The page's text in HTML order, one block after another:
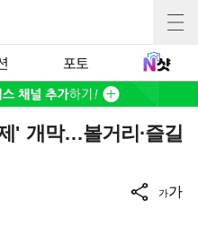
포토
' 개막…볼거리·즐길
가가